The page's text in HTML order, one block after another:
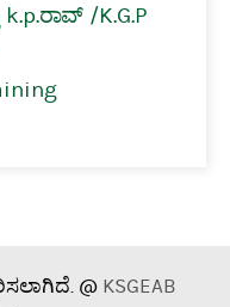
/K.G.P
@ KSGEAB